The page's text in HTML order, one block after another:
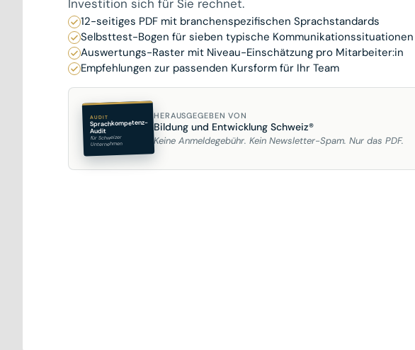
Investition sich für Sie rechnet.
12-seitiges PDF mit branchenspezifischen Sprachstandards
Selbsttest-Bogen für sieben typische Kommunikationssituationen
Auswertungs-Raster mit Niveau-Einschätzung pro Mitarbeiter:in
Empfehlungen zur passenden Kursform für Ihr Team
AUDIT
Sprachkompetenz-
Audit
für Schweizer
Unternehmen
HERAUSGEGEBEN VON
Bildung und Entwicklung Schweiz®
Keine Anmeldegebühr. Kein Newsletter-Spam. Nur das PDF.